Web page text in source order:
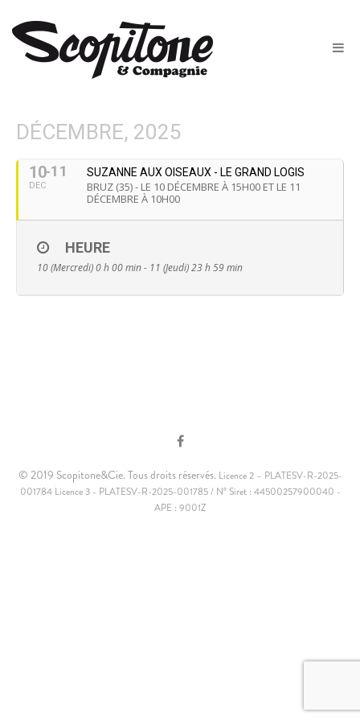
DÉCEMBRE, 2025
10
DEC
11 SUZANNE AUX OISEAUX - LE GRAND LOGIS
BRUZ (35) - LE 10 DÉCEMBRE À 15H00 ET LE 11
DÉCEMBRE À 10H00
HEURE
10 (Mercredi) 0 h 00 min - 11 (Jeudi) 23 h 59 min
© 2019 Scopitone&Cie. Tous droits réservés. Licence 2 – PLATESV-R-2025-
001784 Licence 3 - PLATESV-R-2025-001785 / N° Siret : 44500257900040 -
APE : 9001Z